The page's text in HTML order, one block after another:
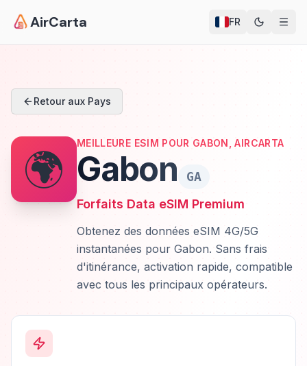
AirCarta FR
Retour aux Pays
🌍
MEILLEURE ESIM POUR GABON, AIRCARTA
Gabon
GA
Forfaits Data eSIM Premium
Obtenez des données eSIM 4G/5G
instantanées pour Gabon. Sans frais
d'itinérance, activation rapide, compatible
avec tous les principaux opérateurs.